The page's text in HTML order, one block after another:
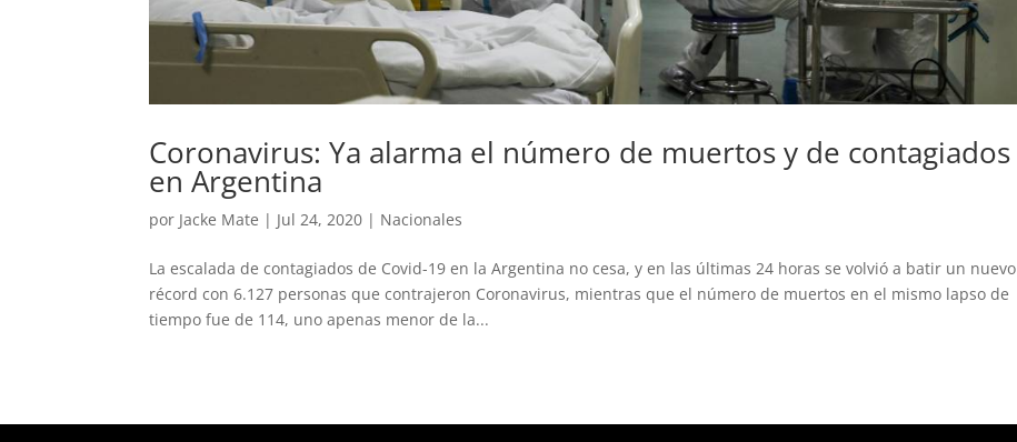
Coronavirus: Ya alarma el número de muertos y de contagiados
en Argentina
por Jacke Mate | Jul 24, 2020 | Nacionales
La escalada de contagiados de Covid-19 en la Argentina no cesa, y en las últimas 24 horas se volvió a batir un nuevo
récord con 6.127 personas que contrajeron Coronavirus, mientras que el número de muertos en el mismo lapso de
tiempo fue de 114, uno apenas menor de la...